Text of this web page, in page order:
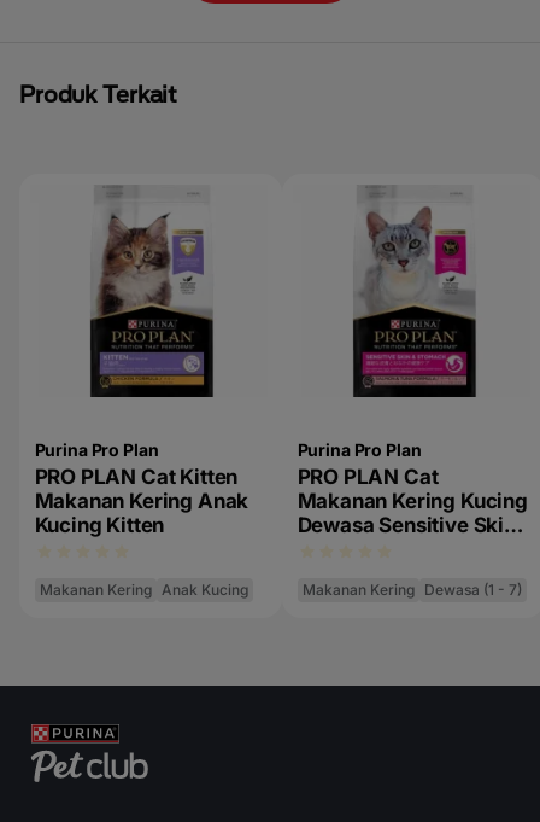
Produk Terkait
Purina Pro Plan
PRO PLAN Cat Kitten
Makanan Kering Anak
Kucing Kitten
Makanan Kering Anak Kucing
Purina Pro Plan
PRO PLAN Cat
Makanan Kering Kucing
Dewasa Sensitive Skin
Makanan Kering Dewasa (1 - 7)